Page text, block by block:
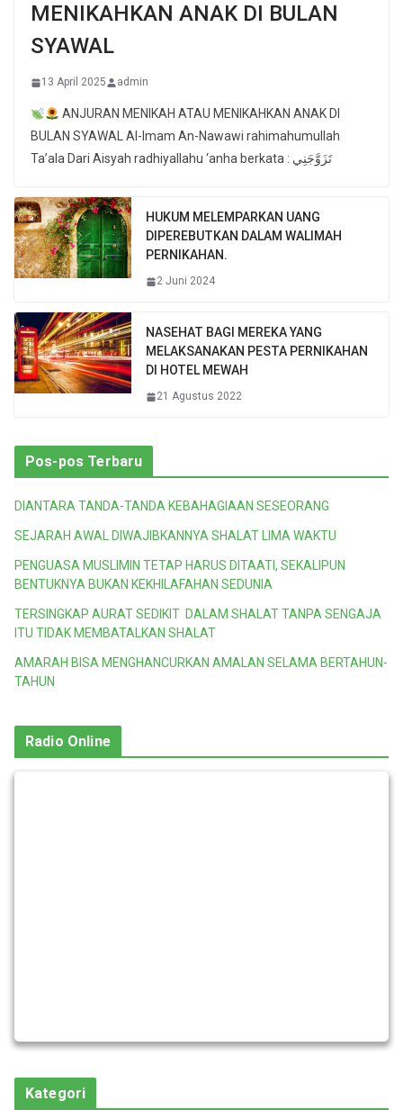
MENIKAHKAN ANAK DI BULAN
SYAWAL
13 April 2025 admin
ANJURAN MENIKAH ATAU MENIKAHKAN ANAK DI
BULAN SYAWAL Al-Imam An-Nawawi rahimahumullah
Ta’ala Dari Aisyah radhiyallahu ‘anha berkata : تَزَوَّجَنِي
HUKUM MELEMPARKAN UANG
DIPEREBUTKAN DALAM WALIMAH
PERNIKAHAN.
2 Juni 2024
NASEHAT BAGI MEREKA YANG
MELAKSANAKAN PESTA PERNIKAHAN
DI HOTEL MEWAH
21 Agustus 2022
Pos-pos Terbaru
DIANTARA TANDA-TANDA KEBAHAGIAAN SESEORANG
SEJARAH AWAL DIWAJIBKANNYA SHALAT LIMA WAKTU
PENGUASA MUSLIMIN TETAP HARUS DITAATI, SEKALIPUN
BENTUKNYA BUKAN KEKHILAFAHAN SEDUNIA
TERSINGKAP AURAT SEDIKIT DALAM SHALAT TANPA SENGAJA
ITU TIDAK MEMBATALKAN SHALAT
AMARAH BISA MENGHANCURKAN AMALAN SELAMA BERTAHUN-
TAHUN
Radio Online
Kategori